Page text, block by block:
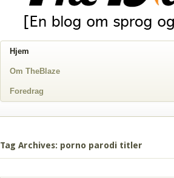
Hjem
Om TheBlaze
Foredrag
Tag Archives: porno parodi titler